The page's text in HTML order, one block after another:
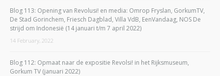
Blog 113: Opening van Revolusi! en media: Omrop Fryslan, GorkumTV,
De Stad Gorinchem, Friesch Dagblad, Villa VdB, EenVandaag, NOS De
strijd om Indonesië (14 januari t/m 7 april 2022)
14 February, 2022
Blog 112: Opmaat naar de expositie Revolsi! in het Rijksmuseum,
Gorkum TV (januari 2022)